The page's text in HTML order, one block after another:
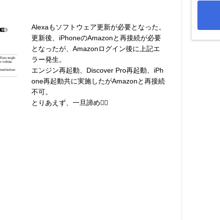
Alexaもソフトウェア更新が必要となった。
更新後、iPhoneのAmazonと再接続が必要
となったが、Amazonログイン後に上記エ
ラー発生。
エンジン再起動、Discover Pro再起動、iPh
one再起動共に実施したがAmazonと再接続
不可。
とりあえず、一旦諦め🤦‍♂️